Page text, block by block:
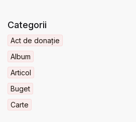
Categorii
Act de donație
Album
Articol
Buget
Carte